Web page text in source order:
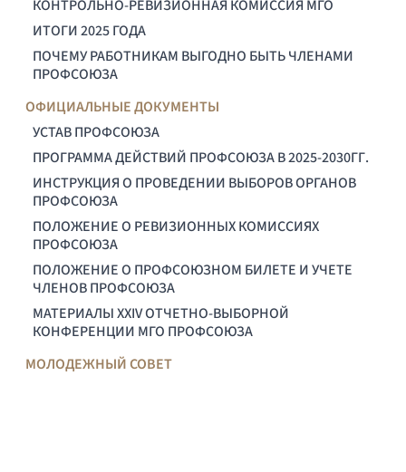
КОНТРОЛЬНО-РЕВИЗИОННАЯ КОМИССИЯ МГО
ИТОГИ 2025 ГОДА
ПОЧЕМУ РАБОТНИКАМ ВЫГОДНО БЫТЬ ЧЛЕНАМИ
ПРОФСОЮЗА
ОФИЦИАЛЬНЫЕ ДОКУМЕНТЫ
УСТАВ ПРОФСОЮЗА
ПРОГРАММА ДЕЙСТВИЙ ПРОФСОЮЗА В 2025-2030ГГ.
ИНСТРУКЦИЯ О ПРОВЕДЕНИИ ВЫБОРОВ ОРГАНОВ
ПРОФСОЮЗА
ПОЛОЖЕНИЕ О РЕВИЗИОННЫХ КОМИССИЯХ
ПРОФСОЮЗА
ПОЛОЖЕНИЕ О ПРОФСОЮЗНОМ БИЛЕТЕ И УЧЕТЕ
ЧЛЕНОВ ПРОФСОЮЗА
МАТЕРИАЛЫ XXIV ОТЧЕТНО-ВЫБОРНОЙ
КОНФЕРЕНЦИИ МГО ПРОФСОЮЗА
МОЛОДЕЖНЫЙ СОВЕТ